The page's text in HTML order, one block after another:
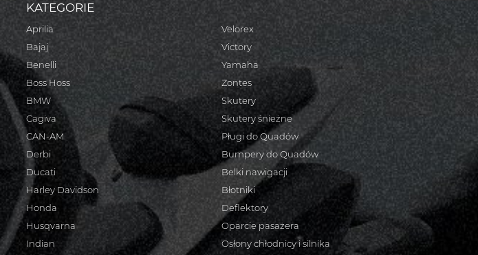
KATEGORIE
Aprilia
Bajaj
Benelli
Boss Hoss
BMW
Cagiva
CAN-AM
Derbi
Ducati
Harley Davidson
Honda
Husqvarna
Indian
Velorex
Victory
Yamaha
Zontes
Skutery
Skutery śnieżne
Pługi do Quadów
Bumpery do Quadów
Belki nawigacji
Błotniki
Deflektory
Oparcie pasażera
Osłony chłodnicy i silnika